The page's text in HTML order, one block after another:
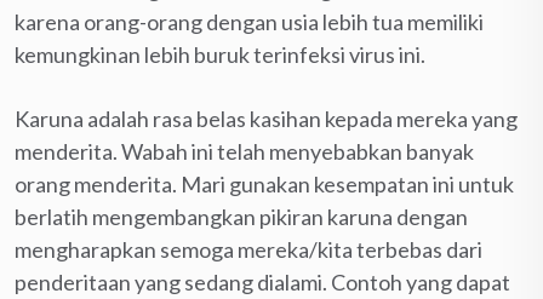
karena orang-orang dengan usia lebih tua memiliki
kemungkinan lebih buruk terinfeksi virus ini.
Karuna adalah rasa belas kasihan kepada mereka yang
menderita. Wabah ini telah menyebabkan banyak
orang menderita. Mari gunakan kesempatan ini untuk
berlatih mengembangkan pikiran karuna dengan
mengharapkan semoga mereka/kita terbebas dari
penderitaan yang sedang dialami. Contoh yang dapat